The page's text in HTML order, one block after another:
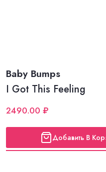
Baby Bumps
I Got This Feeling
2490.00 ₽
Добавить В